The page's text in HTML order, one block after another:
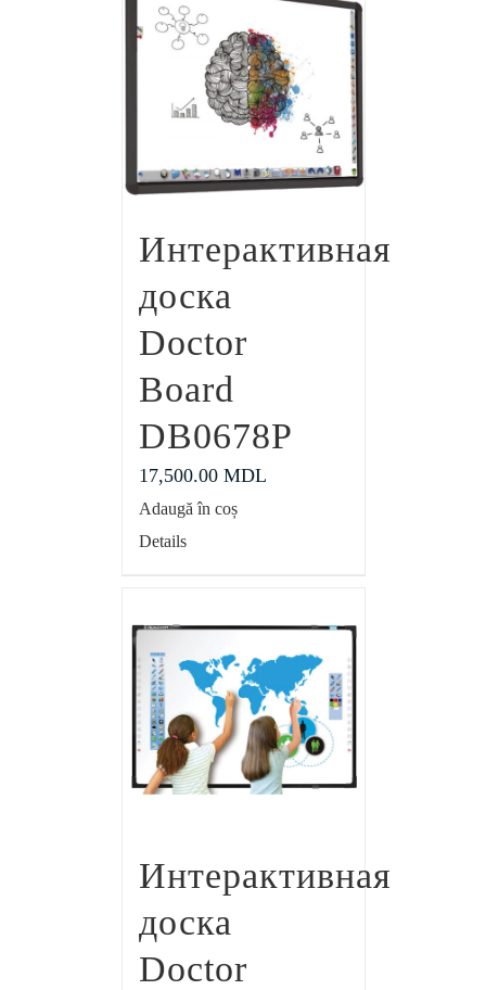
Интерактивная
доска
Doctor
Board
DB0678P
17,500.00 MDL
Adaugă în coș
Details
Интерактивная
доска
Doctor